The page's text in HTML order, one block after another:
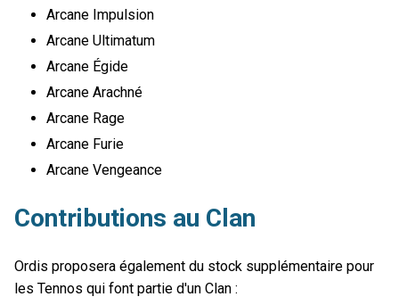
Arcane Impulsion
Arcane Ultimatum
Arcane Égide
Arcane Arachné
Arcane Rage
Arcane Furie
Arcane Vengeance
Contributions au Clan
Ordis proposera également du stock supplémentaire pour
les Tennos qui font partie d'un Clan :